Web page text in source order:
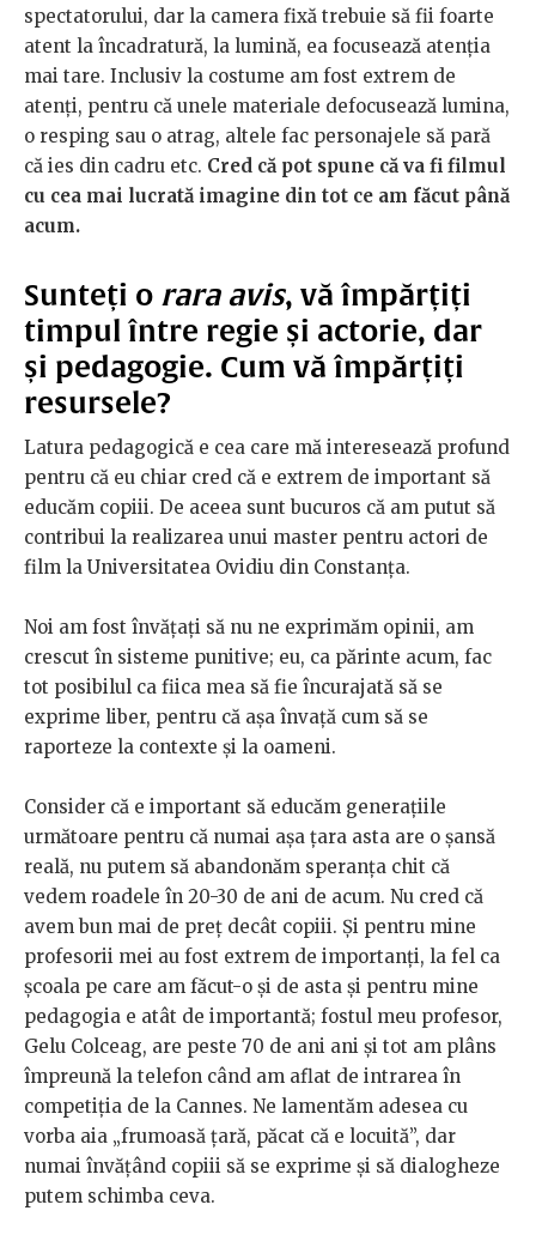
spectatorului, dar la camera fixă trebuie să fii foarte
atent la încadratură, la lumină, ea focusează atenția
mai tare. Inclusiv la costume am fost extrem de
atenți, pentru că unele materiale defocusează lumina,
o resping sau o atrag, altele fac personajele să pară
că ies din cadru etc. Cred că pot spune că va fi filmul
cu cea mai lucrată imagine din tot ce am făcut până
acum.
Sunteți o rara avis, vă împărțiți
timpul între regie și actorie, dar
și pedagogie. Cum vă împărțiți
resursele?
Latura pedagogică e cea care mă interesează profund
pentru că eu chiar cred că e extrem de important să
educăm copiii. De aceea sunt bucuros că am putut să
contribui la realizarea unui master pentru actori de
film la Universitatea Ovidiu din Constanța.
Noi am fost învățați să nu ne exprimăm opinii, am
crescut în sisteme punitive; eu, ca părinte acum, fac
tot posibilul ca fiica mea să fie încurajată să se
exprime liber, pentru că așa învață cum să se
raporteze la contexte și la oameni.
Consider că e important să educăm generațiile
următoare pentru că numai așa țara asta are o șansă
reală, nu putem să abandonăm speranța chit că
vedem roadele în 20-30 de ani de acum. Nu cred că
avem bun mai de preț decât copiii. Și pentru mine
profesorii mei au fost extrem de importanți, la fel ca
școala pe care am făcut-o și de asta și pentru mine
pedagogia e atât de importantă; fostul meu profesor,
Gelu Colceag, are peste 70 de ani ani și tot am plâns
împreună la telefon când am aflat de intrarea în
competiția de la Cannes. Ne lamentăm adesea cu
vorba aia „frumoasă țară, păcat că e locuită”, dar
numai învățând copiii să se exprime și să dialogheze
putem schimba ceva.